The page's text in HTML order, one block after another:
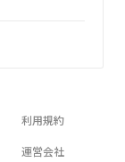
利用規約
運営会社